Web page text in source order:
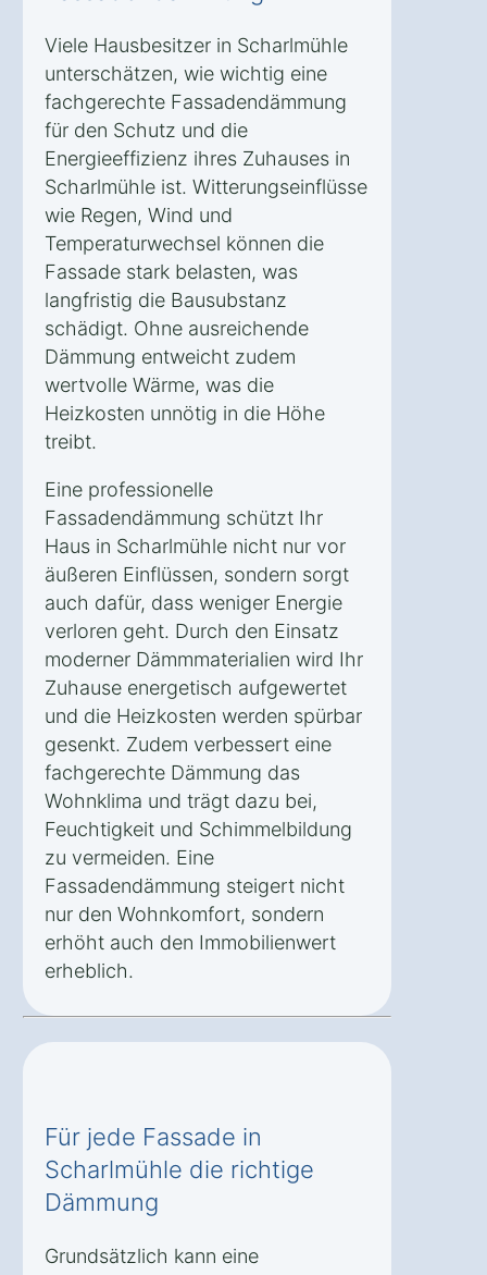
Viele Hausbesitzer in Scharlmühle
unterschätzen, wie wichtig eine
fachgerechte Fassadendämmung
für den Schutz und die
Energieeffizienz ihres Zuhauses in
Scharlmühle ist. Witterungseinflüsse
wie Regen, Wind und
Temperaturwechsel können die
Fassade stark belasten, was
langfristig die Bausubstanz
schädigt. Ohne ausreichende
Dämmung entweicht zudem
wertvolle Wärme, was die
Heizkosten unnötig in die Höhe
treibt.
Eine professionelle
Fassadendämmung schützt Ihr
Haus in Scharlmühle nicht nur vor
äußeren Einflüssen, sondern sorgt
auch dafür, dass weniger Energie
verloren geht. Durch den Einsatz
moderner Dämmmaterialien wird Ihr
Zuhause energetisch aufgewertet
und die Heizkosten werden spürbar
gesenkt. Zudem verbessert eine
fachgerechte Dämmung das
Wohnklima und trägt dazu bei,
Feuchtigkeit und Schimmelbildung
zu vermeiden. Eine
Fassadendämmung steigert nicht
nur den Wohnkomfort, sondern
erhöht auch den Immobilienwert
erheblich.
Für jede Fassade in
Scharlmühle die richtige
Dämmung
Grundsätzlich kann eine